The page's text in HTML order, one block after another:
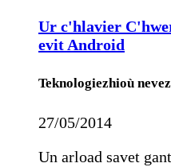
Ur c'hlavier
evit Android
Teknologiezhioù nevez
27/05/2014
Un arload savet